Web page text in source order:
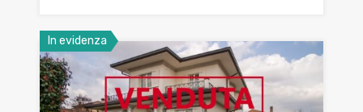
In evidenza